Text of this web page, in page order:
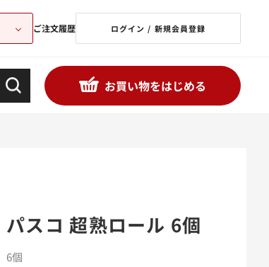
ご注文履歴 ログイン / 新規会員登録
お買い物をはじめる
パスコ 超熟ロール 6個
6個